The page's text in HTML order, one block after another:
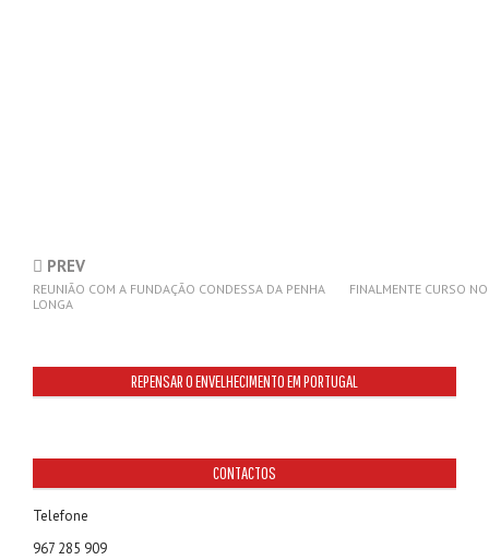
PREV
REUNIÃO COM A FUNDAÇÃO CONDESSA DA PENHA
LONGA
FINALMENTE CURSO
REPENSAR O ENVELHECIMENTO EM PORTUGAL
CONTACTOS
Telefone
967 285 909